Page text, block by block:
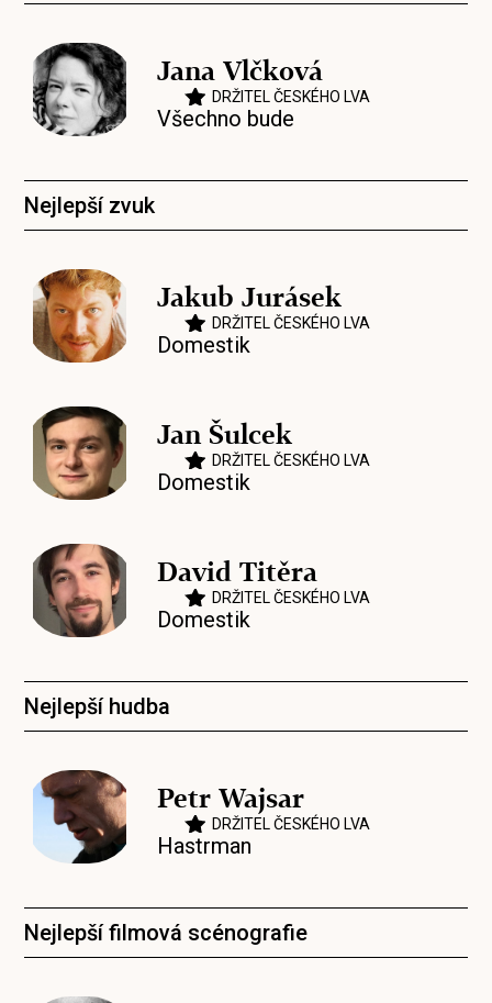
Jana Vlčková
DRŽITEL ČESKÉHO LVA
Všechno bude
Nejlepší zvuk
Jakub Jurásek
DRŽITEL ČESKÉHO LVA
Domestik
Jan Šulcek
DRŽITEL ČESKÉHO LVA
Domestik
David Titěra
DRŽITEL ČESKÉHO LVA
Domestik
Nejlepší hudba
Petr Wajsar
DRŽITEL ČESKÉHO LVA
Hastrman
Nejlepší filmová scénografie